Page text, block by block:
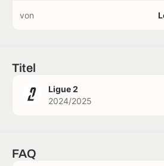
von
Titel
Ligue 2
2024/2025
FAQ